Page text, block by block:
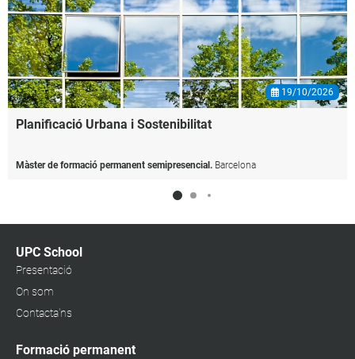
19/10/2026
Planificació Urbana i Sostenibilitat
Màster de formació permanent semipresencial. Barcelona
UPC School
Presentació
On som
Contacta'ns
Formació permanent